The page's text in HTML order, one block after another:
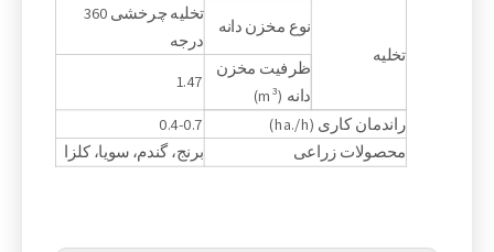
تخلیه
نوع مخزن دانه
تخلیه چرخشی 360
درجه
ظرفیت مخزن
دانه (m³)
1.47
راندمان کاری (ha./h)
0.4-0.7
محصولات زراعی
برنج، گندم، سویا، کلزا